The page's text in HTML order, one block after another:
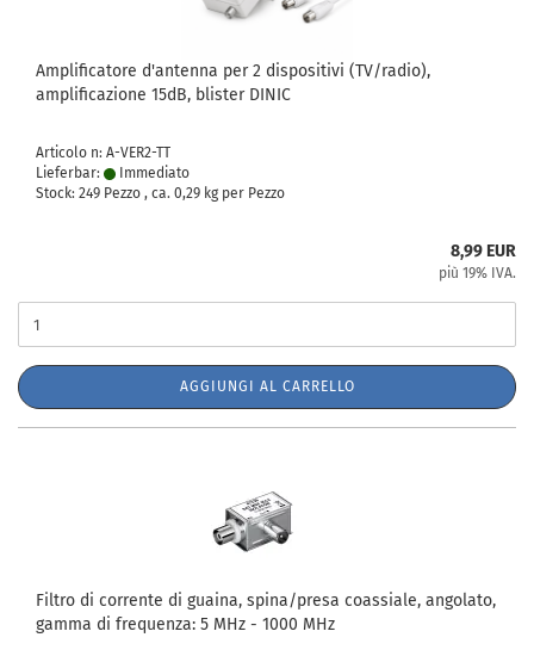
Amplificatore d'antenna per 2 dispositivi (TV/radio),
amplificazione 15dB, blister DINIC
Articolo n: A-VER2-TT
Lieferbar:
Immediato
Stock: 249 Pezzo , ca. 0,29 kg per Pezzo
8,99 EUR
più 19% IVA.
AGGIUNGI AL CARRELLO
Filtro di corrente di guaina, spina/presa coassiale, angolato,
gamma di frequenza: 5 MHz - 1000 MHz